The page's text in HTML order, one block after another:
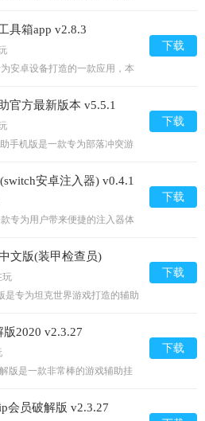
款为用户提供及时面对面游戏竞
下载，各种经典耐玩的小游戏任
具箱app v2.8.3
安卓设备打造的一款应用，本
和体验可视化皮肤编辑等功能。
吧！官方介绍Steam++是一个
下载
官方最新版本 v5.5.1
手机版是一款专为部落冲突游
游戏更轻松畅快。快来下载体验
介绍小曦coc辅助是一款专为经
下载
安卓注入器) v0.4.1
专为用户带来便捷的注入器体
明内容，有需要的小伙伴们快来
最新版switch安卓注入器
下载
文版(装甲检查员)
玩
是专为坦克世界游戏打造的辅助
挥出坦克的最大优势，那么可以
清楚了解坦克的构造。
下载
2020 v2.3.27
版是一款非常棒的游戏辅助挂
？快来2265安卓网下载吧！破
下载
会员破解版 v2.3.27